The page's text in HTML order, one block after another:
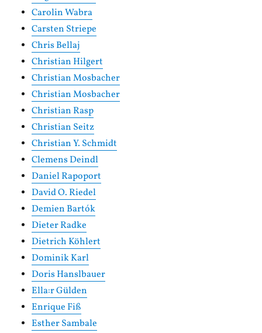
Carolin Wabra
Carsten Striepe
Chris Bellaj
Christian Hilgert
Christian Mosbacher
Christian Mosbacher
Christian Rasp
Christian Seitz
Christian Y. Schmidt
Clemens Deindl
Daniel Rapoport
David O. Riedel
Demien Bartók
Dieter Radke
Dietrich Köhlert
Dominik Karl
Doris Hanslbauer
Ella:r Gülden
Enrique Fiß
Esther Sambale